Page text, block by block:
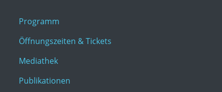
Programm
Öffnungszeiten & Tickets
Mediathek
Publikationen